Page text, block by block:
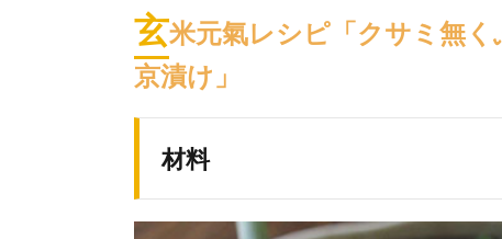
玄米元氣レシピ「クサミ無
京漬け」
材料